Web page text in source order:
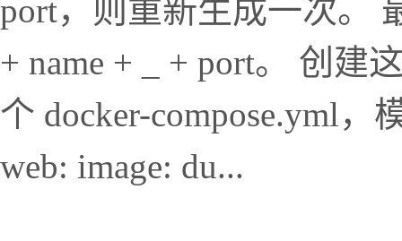
port，则重新生成一次。
+ name + _ + port。 创建
个 docker-compose.yml，
web: image: du...